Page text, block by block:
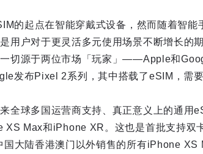
的起点在智能穿戴式设备，然而随着智
用户对于更灵活多元使用场景不断增长的
切源于两位市场「玩家」——Apple和
发布Pixel 2系列，其中搭载了eSIM，需
全球多国运营商支持、真正意义上的通用
XS Max和iPhone XR。这也是首批支持双
国大陆香港澳门以外销售的所有iPhone